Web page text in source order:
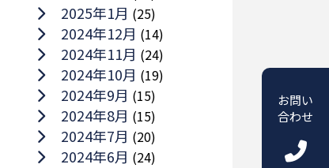
お問い
合わせ
2025年1月 (25)
2024年12月 (14)
2024年11月 (24)
2024年10月 (19)
2024年9月 (15)
2024年8月 (15)
2024年7月 (20)
2024年6月 (24)